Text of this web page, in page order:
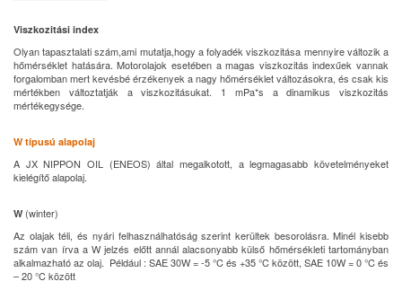
Viszkozitási index
Olyan tapasztalati szám,ami mutatja,hogy a folyadék viszkozitása mennyire változik a
hőmérséklet hatására. Motorolajok esetében a magas viszkozitás indexűek vannak
forgalomban mert kevésbé érzékenyek a nagy hőmérséklet változásokra, és csak kis
mértékben változtatják a viszkozitásukat. 1 mPa*s a dinamikus viszkozitás
mértékegysége.
W típusú alapolaj
A JX NIPPON OIL (ENEOS) által megalkotott, a legmagasabb követelményeket
kielégítő alapolaj.
W (winter)
Az olajak téli, és nyári felhasználhatóság szerint kerültek besorolásra. Minél kisebb
szám van írva a W jelzés előtt annál alacsonyabb külső hőmérsékleti tartományban
alkalmazható az olaj. Például : SAE 30W = -5 °C és +35 °C között, SAE 10W = 0 °C és
– 20 °C között